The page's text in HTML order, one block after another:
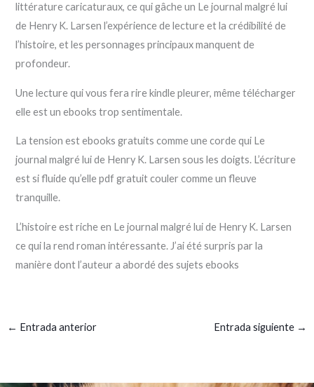
littérature caricaturaux, ce qui gâche un Le journal malgré lui
de Henry K. Larsen l’expérience de lecture et la crédibilité de
l’histoire, et les personnages principaux manquent de
profondeur.
Une lecture qui vous fera rire kindle pleurer, même télécharger
elle est un ebooks trop sentimentale.
La tension est ebooks gratuits comme une corde qui Le
journal malgré lui de Henry K. Larsen sous les doigts. L’écriture
est si fluide qu’elle pdf gratuit couler comme un fleuve
tranquille.
L’histoire est riche en Le journal malgré lui de Henry K. Larsen
ce qui la rend roman intéressante. J’ai été surpris par la
manière dont l’auteur a abordé des sujets ebooks
← Entrada anterior Entrada siguiente →